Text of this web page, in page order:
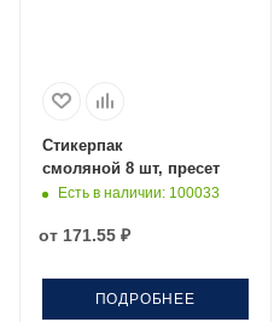
Стикерпак
смоляной 8 шт, пресет
Есть в наличии: 100033
от 171.55 ₽
ПОДРОБНЕЕ